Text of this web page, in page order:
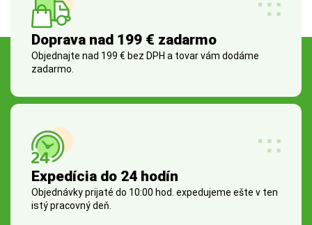
Doprava nad 199 € zadarmo
Objednajte nad 199 € bez DPH a tovar vám dodáme
zadarmo.
Expedícia do 24 hodín
Objednávky prijaté do 10:00 hod. expedujeme ešte v ten
istý pracovný deň.